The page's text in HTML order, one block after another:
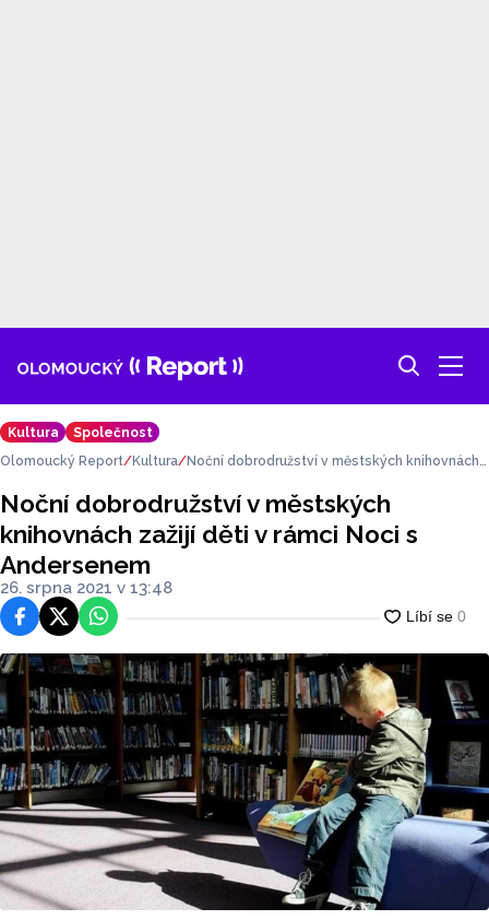
Kultura
Společnost
Olomoucký Report
Kultura
Noční dobrodružství v městských knihovnách
Noční dobrodružství v městských
knihovnách zažijí děti v rámci Noci s
Andersenem
26. srpna 2021 v 13:48
FacebookPlatforma X
WhatsApp